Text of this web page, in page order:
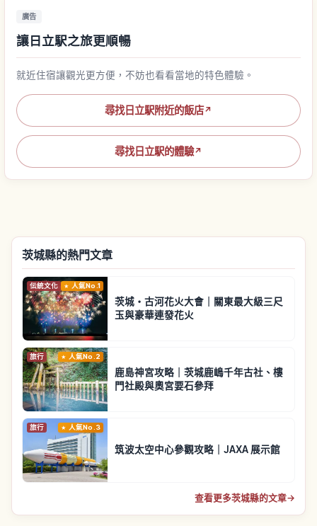
廣告
讓日立駅之旅更順暢
就近住宿讓觀光更方便，不妨也看看當地的特色體驗。
尋找日立駅附近的飯店↗
尋找日立駅的體驗↗
茨城縣的熱門文章
伝統文化 人氣No.1
茨城・古河花火大會｜關東最大級三尺
玉與豪華連發花火
旅行 人氣No.2
鹿島神宮攻略｜茨城鹿嶋千年古社、樓
門社殿與奧宮要石參拜
旅行 人氣No.3
筑波太空中心參觀攻略｜JAXA 展示館
查看更多茨城縣的文章→